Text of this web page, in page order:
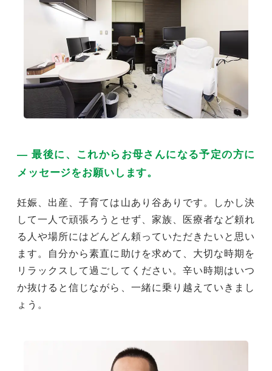
― 最後に、これからお母さんになる予定の方に
メッセージをお願いします。
妊娠、出産、子育ては山あり谷ありです。しかし決
して一人で頑張ろうとせず、家族、医療者など頼れ
る人や場所にはどんどん頼っていただきたいと思い
ます。自分から素直に助けを求めて、大切な時期を
リラックスして過ごしてください。辛い時期はいつ
か抜けると信じながら、一緒に乗り越えていきまし
ょう。